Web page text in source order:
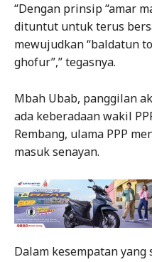
“Dengan prinsip “amar
dituntut untuk terus
mewujudkan “baldatun
ghofur”,” tegasnya.
Mbah Ubab, panggilan
ada keberadaan wakil
Rembang, ulama PPP
masuk senayan.
Dalam kesempatan yang